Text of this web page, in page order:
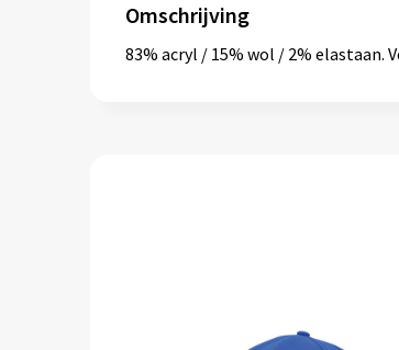
Omschrijving
83% acryl / 15% wol / 2%